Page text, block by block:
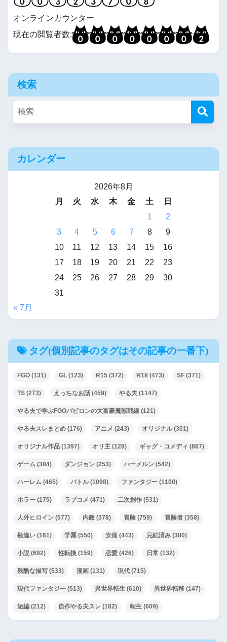
オンラインカウンター
現在の閲覧者数:
検索
カレンダー
2026年8月
月
火 水 木 金 土
日
1
2
3
4 5 6 7 8
9
10
11 12 13 14 15
16
17
18 19 20 21 22
23
24
25 26 27 28 29
30
31
« 7月
タグ(個別記事のタグはその記事の一番下)
FGO (131) GL (123) R15 (372) R18 (473) SF (371)
TS (273) えっちなお話 (459) やる夫 (1147)
やる夫で学ぶFGOバビロンの大富豪魔獣戦線 (121)
やる夫スレまとめ (176) アニメ (243) オリジナル(301)
オリジナル作品 (1397) オリ主 (128) ギャグ・コメディ (867)
ゲーム (384) ダンジョン (253) ハーメルン (542)
ハーレム (465) バトル(1098) ファンタジー (1100)
ホラー (175) ラブコメ (471) 二次創作 (531)
人外ヒロイン (577) 内政 (378) 冒険 (759) 冒険者 (358)
勘違い (161) 学園 (550) 安価 (443) 完結済み (380)
小説(692) 性転換 (159) 恋愛 (426) 日常 (132)
残酷な描写 (533) 漫画 (131) 現代 (715)
現代ファンタジー (513) 異世界転生 (610) 異世界転移 (147)
短編 (212) 自作やる夫スレ (182) 転生 (609)